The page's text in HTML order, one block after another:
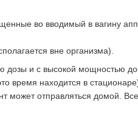
во вводимый в вагину
вне организма).
дозы и с высокой мощностью
время находится в
может отправляться домой.